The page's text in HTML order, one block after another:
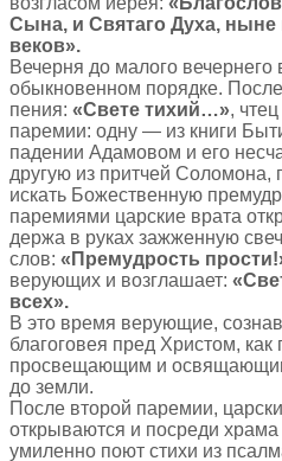
Сына, и Святаго Духа, ныне
веков».
Вечерня до малого вечернего
обыкновенном порядке.
пения: «Свете тихий…»,
паремии: одну — из книги
падении Адамовом и его
другую из притчей
искать Божественную
паремиями царские врата
держа в руках зажженную
слов: «Премудрость
верующих и возглашает:
всех».
В это время верующие,
благоговея пред Христом,
просвещающим и
до земли.
После второй паремии,
открываются и посреди
умиленно поют стихи из